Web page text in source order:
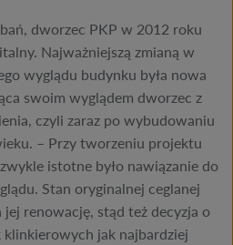
dworzec PKP w 2012 roku
Najważniejszą zmianą w
wyglądu budynku była nowa
swoim wyglądem dworzec z
czyli zaraz po wybudowaniu
– Przy tworzeniu projektu
istotne było nawiązanie do
Stan oryginalnej ceglanej
jej renowację, stąd też decyzja o
klinkierowych jak najbardziej